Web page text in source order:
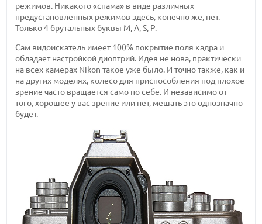
режимов. Никакого «спама» в виде различных
предустановленных режимов здесь, конечно же, нет.
Только 4 брутальных буквы M, A, S, P.
Сам видоискатель имеет 100% покрытие поля кадра и
обладает настройкой диоптрий. Идея не нова, практически
на всех камерах Nikon такое уже было. И точно также, как и
на других моделях, колесо для приспособления под плохое
зрение часто вращается само по себе. И независимо от
того, хорошее у вас зрение или нет, мешать это однозначно
будет.